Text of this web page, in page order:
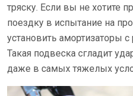
тряску. Если вы не хотите
поездку в испытание на
установить амортизаторы
Такая подвеска сгладит
даже в самых тяжелых